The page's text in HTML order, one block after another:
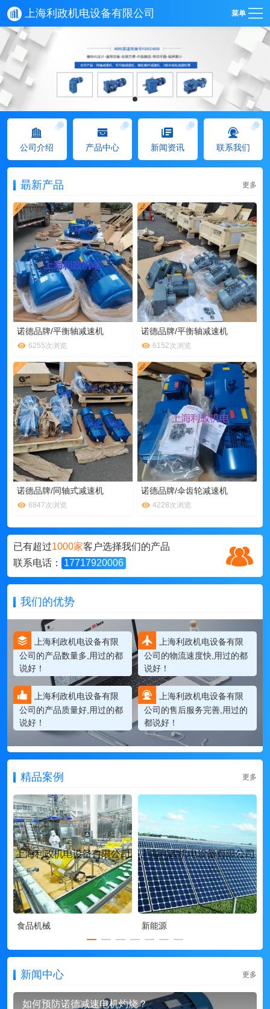
上海利政机电设备有限公司 菜单
公司介绍 产品中心 新闻资讯 联系我们
朂新产品 更多
诺德品牌/平衡轴减速机
6255次浏览
诺德品牌/平衡轴减速机
6152次浏览
诺德品牌/同轴式减速机
6847次浏览
诺德品牌/伞齿轮减速机
4228次浏览
已有超过1000家客户选择我们的产品
联系电话：
17717920006
我们的优势
上海利政机电设备有限
公司的产品数量多,用过的都
说好！
上海利政机电设备有限
公司的物流速度快,用过的都
说好！
上海利政机电设备有限
公司的产品质量好,用过的都
说好！
上海利政机电设备有限
公司的售后服务完善,用过的
都说好！
精品案例 更多
食品机械 新能源
新闻中心 更多
如何预防诺德减速电机灼烧？